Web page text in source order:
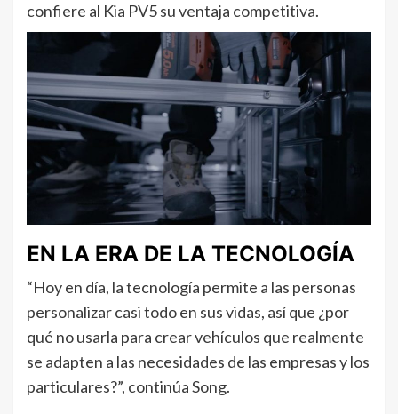
confiere al Kia PV5 su ventaja competitiva.
EN LA ERA DE LA TECNOLOGÍA
“Hoy en día, la tecnología permite a las personas
personalizar casi todo en sus vidas, así que ¿por
qué no usarla para crear vehículos que realmente
se adapten a las necesidades de las empresas y los
particulares?”, continúa Song.